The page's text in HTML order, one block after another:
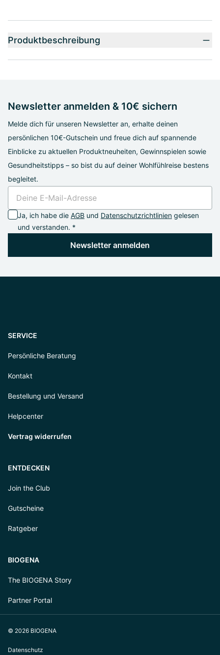
Produktbeschreibung
Newsletter anmelden & 10€ sichern
Melde dich für unseren Newsletter an, erhalte deinen
persönlichen 10€-Gutschein und freue dich auf spannende
Einblicke zu aktuellen Produktneuheiten, Gewinnspielen sowie
Gesundheitstipps – so bist du auf deiner Wohlfühlreise bestens
begleitet.
Ja, ich habe die AGB und Datenschutzrichtlinien gelesen
und verstanden. *
Newsletter anmelden
SERVICE
Persönliche Beratung
Kontakt
Bestellung und Versand
Helpcenter
Vertrag widerrufen
ENTDECKEN
Join the Club
Gutscheine
Ratgeber
BIOGENA
The BIOGENA Story
Partner Portal
© 2026 BIOGENA
Datenschutz